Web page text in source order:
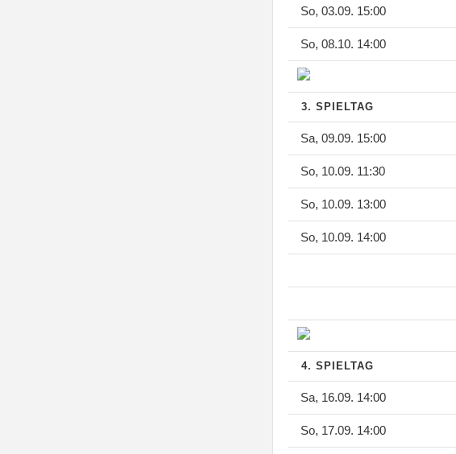
So, 03.09. 15:00
So, 08.10. 14:00
3. SPIELTAG
Sa, 09.09. 15:00
So, 10.09. 11:30
So, 10.09. 13:00
So, 10.09. 14:00
4. SPIELTAG
Sa, 16.09. 14:00
So, 17.09. 14:00